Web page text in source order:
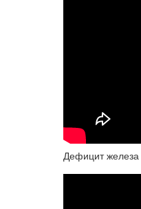
Дефицит железа